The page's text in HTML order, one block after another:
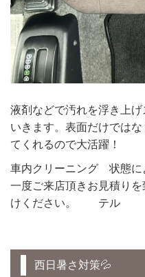
液剤などで汚れを浮き上
いきます。表面だけでは
てくれるので大活躍！
車内クリーニング 状態に
一度ご来店頂きお見積り
けください。 テル
西日暑さ対策💦